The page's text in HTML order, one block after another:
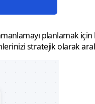
planlamak
stratejik olarak